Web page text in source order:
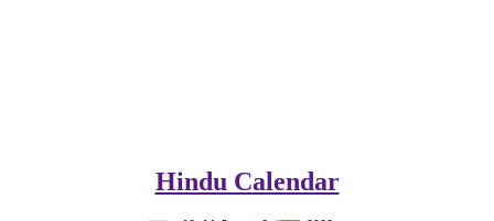
Hindu Calendar